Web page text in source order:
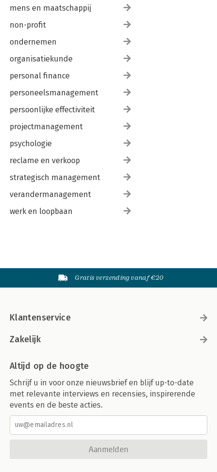
mens en maatschappij
non-profit
ondernemen
organisatiekunde
personal finance
personeelsmanagement
persoonlijke effectiviteit
projectmanagement
psychologie
reclame en verkoop
strategisch management
verandermanagement
werk en loopbaan
Gratis verzending vanaf €20
Klantenservice
Zakelijk
Altijd op de hoogte
Schrijf u in voor onze nieuwsbrief en blijf up-to-date
met relevante interviews en recensies, inspirerende
events en de beste acties.
Aanmelden